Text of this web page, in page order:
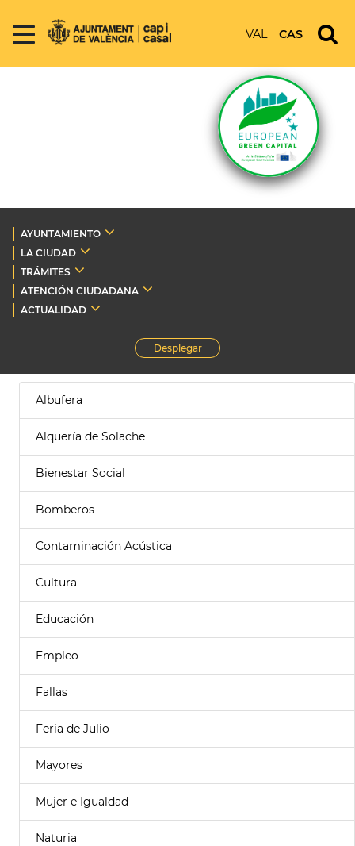
VAL CAS
AYUNTAMIENTO
LA CIUDAD
TRÁMITES
ATENCIÓN CIUDADANA
ACTUALIDAD
Desplegar
Albufera
Alquería de Solache
Bienestar Social
Bomberos
Contaminación Acústica
Cultura
Educación
Empleo
Fallas
Feria de Julio
Mayores
Mujer e Igualdad
Naturia